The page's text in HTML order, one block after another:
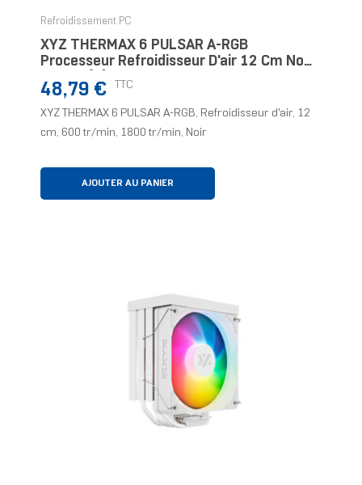
Refroidissement PC
XYZ THERMAX 6 PULSAR A-RGB
Processeur Refroidisseur D'air 12 Cm Noir
Prix
48,79 € TTC
XYZ THERMAX 6 PULSAR A-RGB, Refroidisseur d'air, 12
cm, 600 tr/min, 1800 tr/min, Noir
AJOUTER AU PANIER